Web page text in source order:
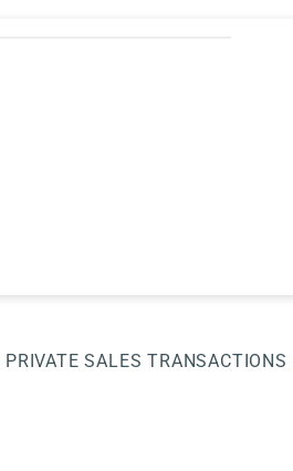
PRIVATE SALES TRANSACTIONS